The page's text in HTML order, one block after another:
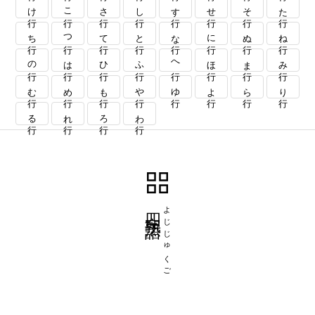
け行 こ行 さ行 し行 す行 せ行 そ行 た行
ち行 つ行 て行 と行 な行 に行 ぬ行 ね行
の行 は行 ひ行 ふ行 へ行 ほ行 ま行 み行
む行 め行 も行 や行 ゆ行 よ行 ら行 り行
る行 れ行 ろ行 わ行
よじじゅくご